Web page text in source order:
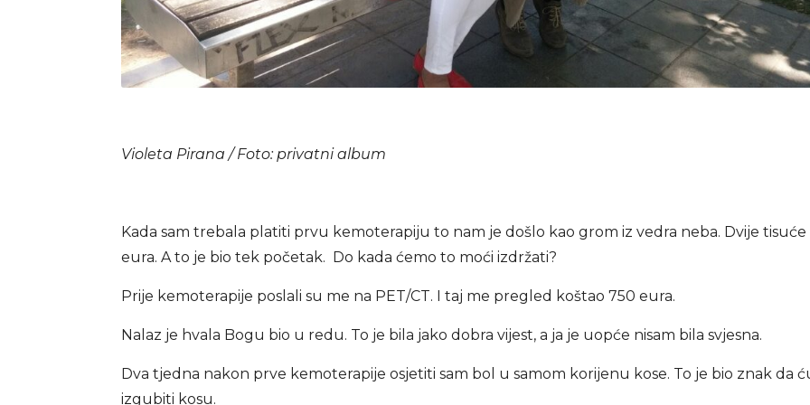
Violeta Pirana / Foto: privatni album
Kada sam trebala platiti prvu kemoterapiju to nam je došlo kao grom iz vedra neba. Dvije tisuće
eura. A to je bio tek početak. Do kada ćemo to moći izdržati?
Prije kemoterapije poslali su me na PET/CT. I taj me pregled koštao 750 eura.
Nalaz je hvala Bogu bio u redu. To je bila jako dobra vijest, a ja je uopće nisam bila svjesna.
Dva tjedna nakon prve kemoterapije osjetiti sam bol u samom korijenu kose. To je bio znak da
izgubiti kosu.